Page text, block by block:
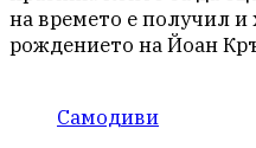
на времето е получил и
рождението на Йоан
Самодиви